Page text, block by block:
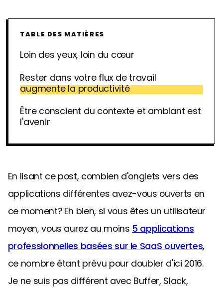
TABLE DES MATIÈRES
Loin des yeux, loin du cœur
Rester dans votre flux de travail
augmente la productivité
Être conscient du contexte et ambiant est
l'avenir
En lisant ce post, combien d'onglets vers des
applications différentes avez-vous ouverts en
ce moment? Eh bien, si vous êtes un utilisateur
moyen, vous aurez au moins 5 applications
professionnelles basées sur le SaaS ouvertes,
ce nombre étant prévu pour doubler d'ici 2016.
Je ne suis pas différent avec Buffer, Slack,